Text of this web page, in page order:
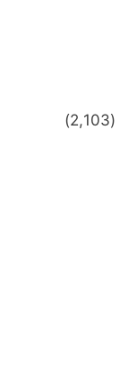
(2,103)